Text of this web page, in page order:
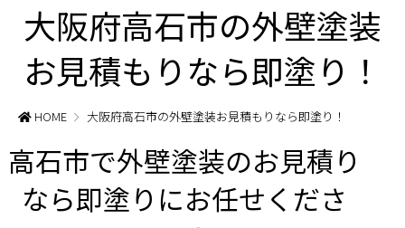
大阪府高石市の外壁塗装
お見積もりなら即塗り！
HOME 大阪府高石市の外壁塗装お見積もりなら即塗り！
高石市で外壁塗装のお見積り
なら即塗りにお任せくださ